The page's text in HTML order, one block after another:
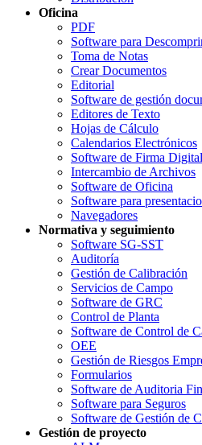
Oficina
PDF
Software para
Toma de Notas
Crear Documentos
Editorial
Software de gestión
Editores de Texto
Hojas de Cálculo
Calendarios Electrónicos
Software de Firma Digital
Intercambio de Archivos
Software de Oficina
Software para
Navegadores
Normativa y seguimiento
Software SG-SST
Auditoría
Gestión de Calibración
Servicios de Campo
Software de GRC
Control de Planta
Software de Control de
OEE
Gestión de Riesgos
Formularios
Software de Auditoria
Software para Seguros
Software de Gestión de
Gestión de proyecto